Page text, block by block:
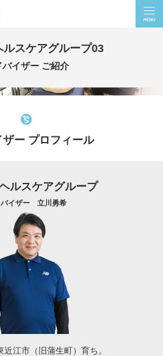
ルスケアグループ03
バイザー ご紹介
ザー プロフィール
ルスケアグループ
バイザー 立川勇希
江市（旧蒲生町）育ち。